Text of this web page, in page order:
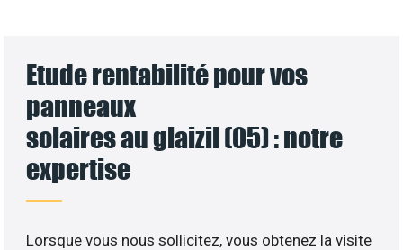
Etude rentabilité pour vos
panneaux
solaires au glaizil (05) : notre
expertise
Lorsque vous nous sollicitez, vous obtenez la visite